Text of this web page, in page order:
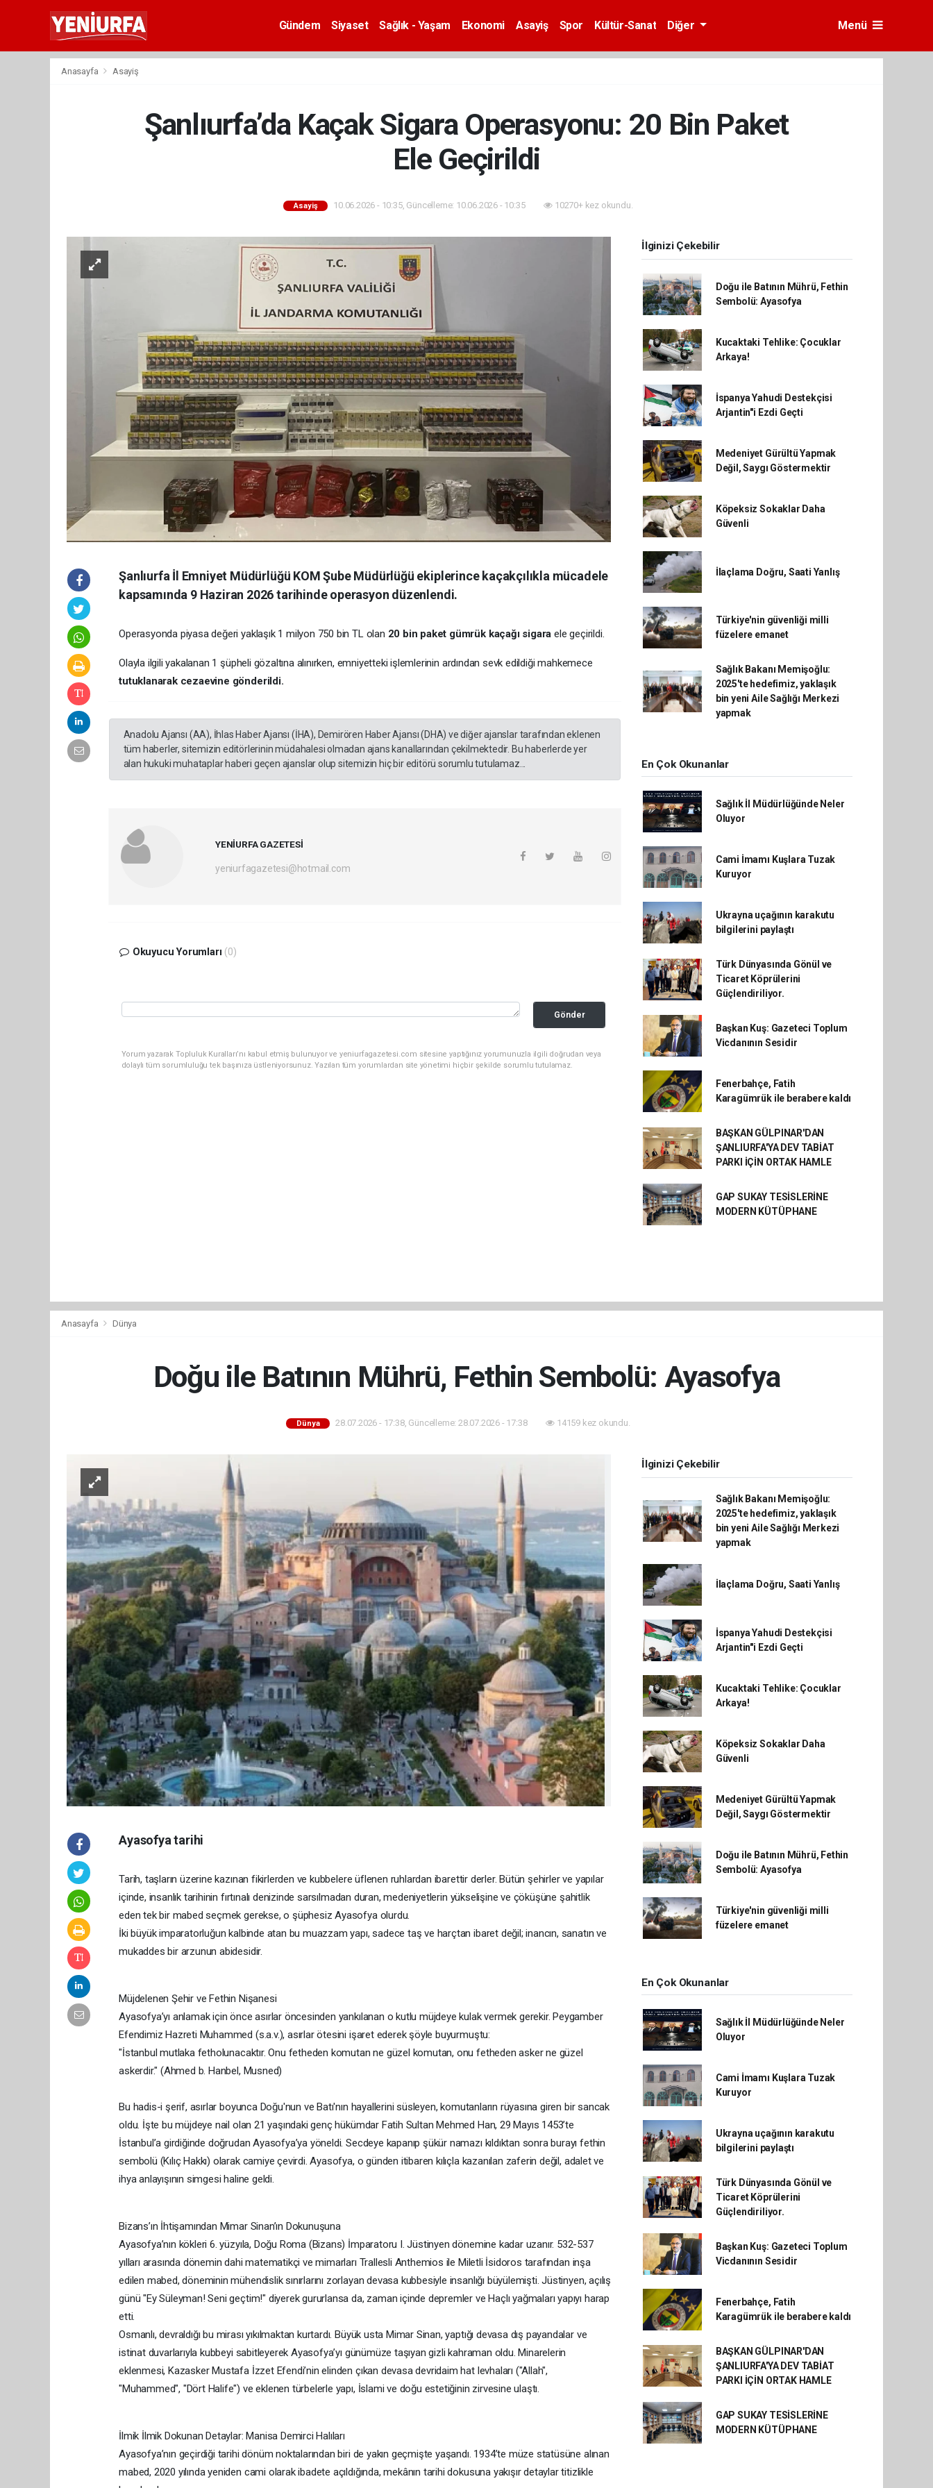
Gündem Siyaset Sağlık - Yaşam Ekonomi Asayiş Spor Kültür-Sanat Diğer Menü
Anasayfa Asayiş
Şanlıurfa’da Kaçak Sigara Operasyonu: 20 Bin Paket
Ele Geçirildi
Asayiş 10.06.2026 - 10:35, Güncelleme: 10.06.2026 - 10:35 10270+ kez okundu.
Şanlıurfa İl Emniyet Müdürlüğü KOM Şube Müdürlüğü ekiplerince kaçakçılıkla mücadele
kapsamında 9 Haziran 2026 tarihinde operasyon düzenlendi.
Operasyonda piyasa değeri yaklaşık 1 milyon 750 bin TL olan 20 bin paket gümrük kaçağı sigara ele geçirildi.
Olayla ilgili yakalanan 1 şüpheli gözaltına alınırken, emniyetteki işlemlerinin ardından sevk edildiği mahkemece
tutuklanarak cezaevine gönderildi.
Anadolu Ajansı (AA), İhlas Haber Ajansı (İHA), Demirören Haber Ajansı (DHA) ve diğer ajanslar tarafından eklenen
tüm haberler, sitemizin editörlerinin müdahalesi olmadan ajans kanallarından çekilmektedir. Bu haberlerde yer
alan hukuki muhataplar haberi geçen ajanslar olup sitemizin hiç bir editörü sorumlu tutulamaz...
YENİURFA GAZETESİ
yeniurfagazetesi@hotmail.com
Okuyucu Yorumları (0)
Gönder
Yorum yazarak Topluluk Kuralları’nı kabul etmiş bulunuyor ve yeniurfagazetesi.com sitesine yaptığınız yorumunuzla ilgili doğrudan veya
dolaylı tüm sorumluluğu tek başınıza üstleniyorsunuz. Yazılan tüm yorumlardan site yönetimi hiçbir şekilde sorumlu tutulamaz.
İlginizi Çekebilir
Doğu ile Batının Mührü, Fethin
Sembolü: Ayasofya
Kucaktaki Tehlike: Çocuklar
Arkaya!
İspanya Yahudi Destekçisi
Arjantin"i Ezdi Geçti
Medeniyet Gürültü Yapmak
Değil, Saygı Göstermektir
Köpeksiz Sokaklar Daha
Güvenli
İlaçlama Doğru, Saati Yanlış
Türkiye'nin güvenliği milli
füzelere emanet
Sağlık Bakanı Memişoğlu:
2025'te hedefimiz, yaklaşık
bin yeni Aile Sağlığı Merkezi
yapmak
En Çok Okunanlar
Sağlık İl Müdürlüğünde Neler
Oluyor
Cami İmamı Kuşlara Tuzak
Kuruyor
Ukrayna uçağının karakutu
bilgilerini paylaştı
Türk Dünyasında Gönül ve
Ticaret Köprülerini
Güçlendiriliyor.
Başkan Kuş: Gazeteci Toplum
Vicdanının Sesidir
Fenerbahçe, Fatih
Karagümrük ile berabere kaldı
BAŞKAN GÜLPINAR'DAN
ŞANLIURFA'YA DEV TABİAT
PARKI İÇİN ORTAK HAMLE
GAP SUKAY TESİSLERİNE
MODERN KÜTÜPHANE
Anasayfa Dünya
Doğu ile Batının Mührü, Fethin Sembolü: Ayasofya
Dünya 28.07.2026 - 17:38, Güncelleme: 28.07.2026 - 17:38 14159 kez okundu.
Ayasofya tarihi
Tarih, taşların üzerine kazınan fikirlerden ve kubbelere üflenen ruhlardan ibarettir derler. Bütün şehirler ve yapılar
içinde, insanlık tarihinin fırtınalı denizinde sarsılmadan duran, medeniyetlerin yükselişine ve çöküşüne şahitlik
eden tek bir mabed seçmek gerekse, o şüphesiz Ayasofya olurdu.
​İki büyük imparatorluğun kalbinde atan bu muazzam yapı, sadece taş ve harçtan ibaret değil; inancın, sanatın ve
mukaddes bir arzunun abidesidir.
​Müjdelenen Şehir ve Fethin Nişanesi
​Ayasofya’yı anlamak için önce asırlar öncesinden yankılanan o kutlu müjdeye kulak vermek gerekir. Peygamber
Efendimiz Hazreti Muhammed (s.a.v.), asırlar ötesini işaret ederek şöyle buyurmuştu:
​"İstanbul mutlaka fetholunacaktır. Onu fetheden komutan ne güzel komutan, onu fetheden asker ne güzel
askerdir." (Ahmed b. Hanbel, Musned)
​Bu hadis-i şerif, asırlar boyunca Doğu'nun ve Batı'nın hayallerini süsleyen, komutanların rüyasına giren bir sancak
oldu. İşte bu müjdeye nail olan 21 yaşındaki genç hükümdar Fatih Sultan Mehmed Han, 29 Mayıs 1453’te
İstanbul’a girdiğinde doğrudan Ayasofya’ya yöneldi. Secdeye kapanıp şükür namazı kıldıktan sonra burayı fethin
sembolü (Kılıç Hakkı) olarak camiye çevirdi. Ayasofya, o günden itibaren kılıçla kazanılan zaferin değil, adalet ve
ihya anlayışının simgesi haline geldi.
​Bizans’ın İhtişamından Mimar Sinan’ın Dokunuşuna
​Ayasofya’nın kökleri 6. yüzyıla, Doğu Roma (Bizans) İmparatoru I. Jüstinyen dönemine kadar uzanır. 532-537
yılları arasında dönemin dahi matematikçi ve mimarları Trallesli Anthemios ile Miletli İsidoros tarafından inşa
edilen mabed, döneminin mühendislik sınırlarını zorlayan devasa kubbesiyle insanlığı büyülemişti. Jüstinyen, açılış
günü "Ey Süleyman! Seni geçtim!" diyerek gururlansa da, zaman içinde depremler ve Haçlı yağmaları yapıyı harap
etti.
​Osmanlı, devraldığı bu mirası yıkılmaktan kurtardı. Büyük usta Mimar Sinan, yaptığı devasa dış payandalar ve
istinat duvarlarıyla kubbeyi sabitleyerek Ayasofya’yı günümüze taşıyan gizli kahraman oldu. Minarelerin
eklenmesi, Kazasker Mustafa İzzet Efendi’nin elinden çıkan devasa devridaim hat levhaları ("Allah",
"Muhammed", "Dört Halife") ve eklenen türbelerle yapı, İslami ve doğu estetiğinin zirvesine ulaştı.
​İlmik İlmik Dokunan Detaylar: Manisa Demirci Halıları
​Ayasofya’nın geçirdiği tarihi dönüm noktalarından biri de yakın geçmişte yaşandı. 1934’te müze statüsüne alınan
mabed, 2020 yılında yeniden cami olarak ibadete açıldığında, mekânın tarihi dokusuna yakışır detaylar titizlikle
İlginizi Çekebilir
Sağlık Bakanı Memişoğlu:
2025'te hedefimiz, yaklaşık
bin yeni Aile Sağlığı Merkezi
yapmak
İlaçlama Doğru, Saati Yanlış
İspanya Yahudi Destekçisi
Arjantin"i Ezdi Geçti
Kucaktaki Tehlike: Çocuklar
Arkaya!
Köpeksiz Sokaklar Daha
Güvenli
Medeniyet Gürültü Yapmak
Değil, Saygı Göstermektir
Doğu ile Batının Mührü, Fethin
Sembolü: Ayasofya
Türkiye'nin güvenliği milli
füzelere emanet
En Çok Okunanlar
Sağlık İl Müdürlüğünde Neler
Oluyor
Cami İmamı Kuşlara Tuzak
Kuruyor
Ukrayna uçağının karakutu
bilgilerini paylaştı
Türk Dünyasında Gönül ve
Ticaret Köprülerini
Güçlendiriliyor.
Başkan Kuş: Gazeteci Toplum
Vicdanının Sesidir
Fenerbahçe, Fatih
Karagümrük ile berabere kaldı
BAŞKAN GÜLPINAR'DAN
ŞANLIURFA'YA DEV TABİAT
PARKI İÇİN ORTAK HAMLE
GAP SUKAY TESİSLERİNE
MODERN KÜTÜPHANE